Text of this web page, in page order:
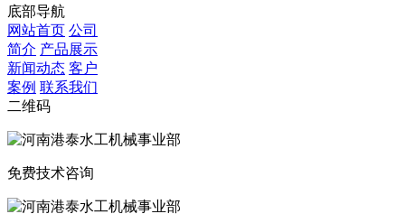
底部导航
网站首页 公司
简介 产品展示
新闻动态 客户
案例 联系我们
二维码
免费技术咨询